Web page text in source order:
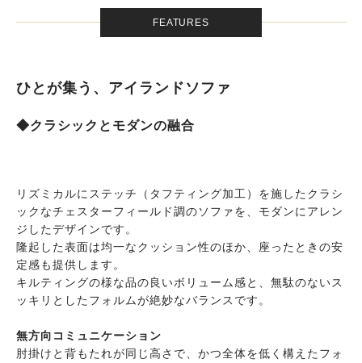
FEATURES
ひとが集う、アイランドソファ
◆クラシックとモダンの融合
リズミカルにステッチ（タフティング加工）を施したクラシ
ックなチェスターフィールド調のソファを、モダンにアレン
ジしたデザインです。
隆起した表面は均一なクッション性のほか、座ったときの安
定感も提供します。
キルティングの様な品の良いボリューム感と、無駄のないス
ッキリとしたフォルムが絶妙なバランスです。
無方向コミュニケーション
肘掛けと背もたれが同じ高さで、かつ全体を低く構えたフォ